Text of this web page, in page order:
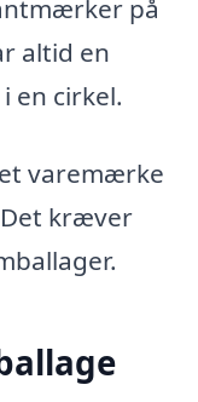
på
altid en
en cirkel.
varemærke
kræver